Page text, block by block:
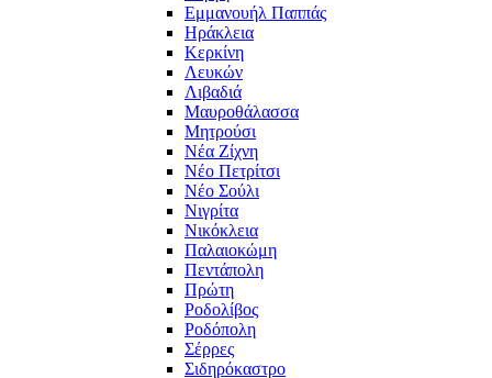
Εμμανουήλ Παππάς
Ηράκλεια
Κερκίνη
Λευκών
Λιβαδιά
Μαυροθάλασσα
Μητρούσι
Νέα Ζίχνη
Νέο Πετρίτσι
Νέο Σούλι
Νιγρίτα
Νικόκλεια
Παλαιοκώμη
Πεντάπολη
Πρώτη
Ροδολίβος
Ροδόπολη
Σέρρες
Σιδηρόκαστρο